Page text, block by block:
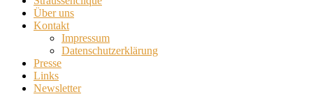
Über uns
Kontakt
Impressum
Datenschutzerklärung
Presse
Links
Newsletter